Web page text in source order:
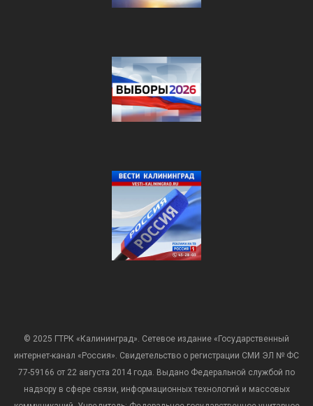
© 2025 ГТРК «Калининград». Сетевое издание «Государственный
интернет-канал «Россия». Свидетельство о регистрации СМИ ЭЛ № ФС
77-59166 от 22 августа 2014 года. Выдано Федеральной службой по
надзору в сфере связи, информационных технологий и массовых